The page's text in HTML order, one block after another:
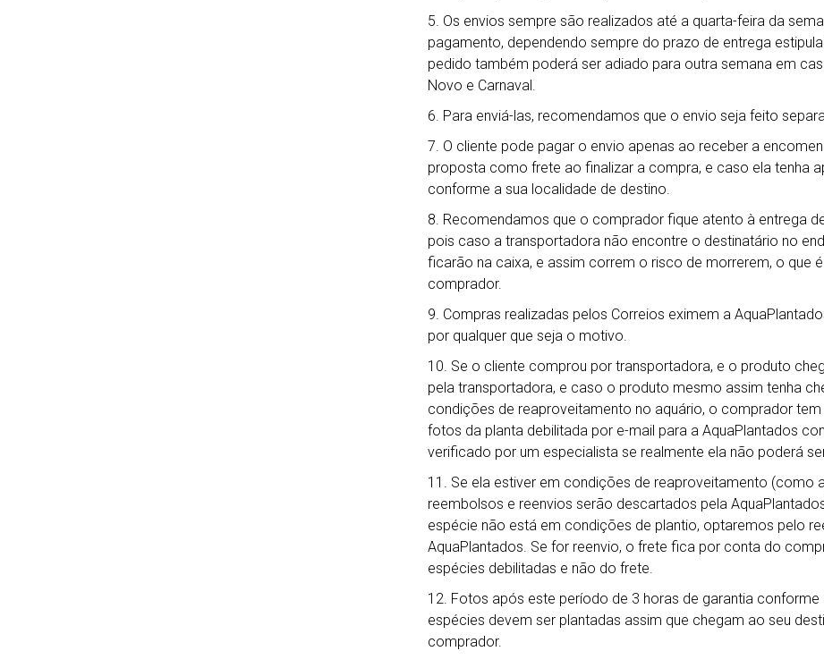
5. Os envios sempre são realizados até a quarta-feira da
pagamento, dependendo sempre do prazo de entrega
pedido também poderá ser adiado para outra semana em
Novo e Carnaval.
6. Para enviá-las, recomendamos que o envio seja feito
7. O cliente pode pagar o envio apenas ao receber a
proposta como frete ao finalizar a compra, e caso ela tenha
conforme a sua localidade de destino.
8. Recomendamos que o comprador fique atento à entrega
pois caso a transportadora não encontre o destinatário no
ficarão na caixa, e assim correm o risco de morrerem, o que
comprador.
9. Compras realizadas pelos Correios eximem a
por qualquer que seja o motivo.
10. Se o cliente comprou por transportadora, e o produto
pela transportadora, e caso o produto mesmo assim tenha
condições de reaproveitamento no aquário, o comprador
fotos da planta debilitada por e-mail para a AquaPlantados
verificado por um especialista se realmente ela não poderá
11. Se ela estiver em condições de reaproveitamento (como
reembolsos e reenvios serão descartados pela
espécie não está em condições de plantio, optaremos pelo
AquaPlantados. Se for reenvio, o frete fica por conta do
espécies debilitadas e não do frete.
12. Fotos após este período de 3 horas de garantia
espécies devem ser plantadas assim que chegam ao seu
comprador.